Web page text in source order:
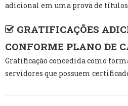
adicional em uma prova de
GRATIFICAÇÕES
CONFORME PLANO DE
Gratificação concedida como
servidores que possuem